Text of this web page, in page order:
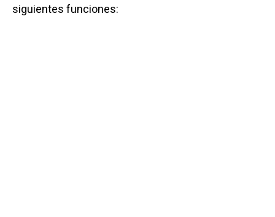
siguientes funciones: